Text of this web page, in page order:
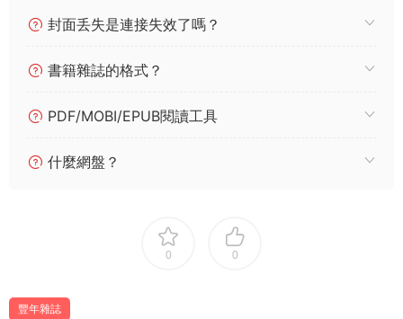
封面丢失是連接失效了嗎？
書籍雜誌的格式？
PDF/MOBI/EPUB閱讀工具
什麼網盤？
0 0
豐年雜誌